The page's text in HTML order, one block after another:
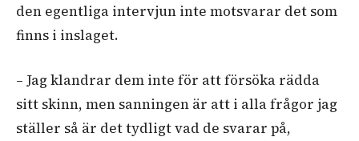
den egentliga intervjun inte motsvarar det som
finns i inslaget.
– Jag klandrar dem inte för att försöka rädda
sitt skinn, men sanningen är att i alla frågor jag
ställer så är det tydligt vad de svarar på,